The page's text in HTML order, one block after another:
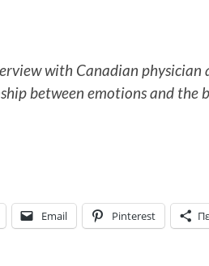
with Canadian physician
between emotions and the
Email Pinterest